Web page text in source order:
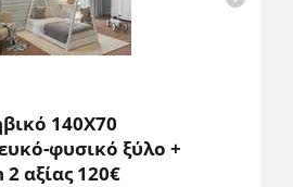
140Χ70
φυσικό ξύλο +
αξίας 120€